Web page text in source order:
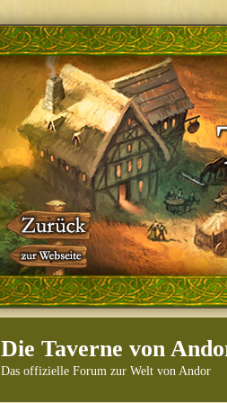
Die Taverne von
Das offizielle Forum zur Welt von Andor